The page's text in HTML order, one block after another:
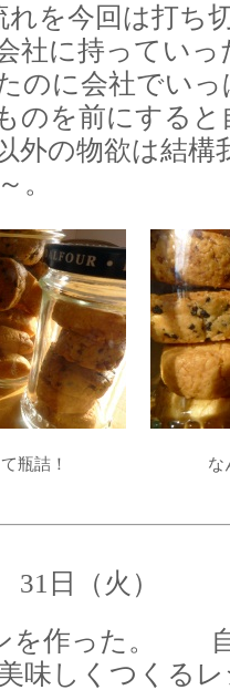
れを今回は打ち
会社に持って
のに会社でい
のを前にすると
の物欲は結構
。
瓶詰！ な
日（火）
を作った。
味しくつくる